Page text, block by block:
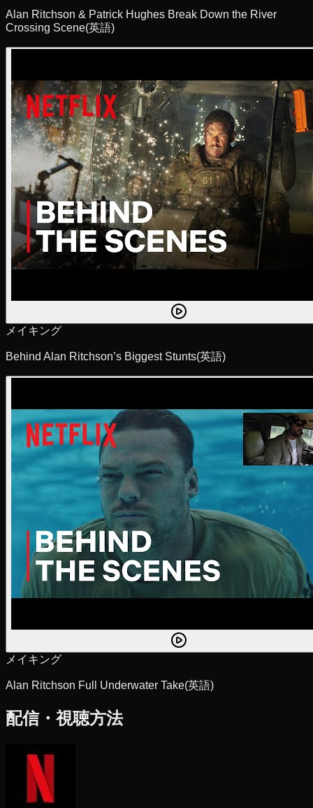
Alan Ritchson & Patrick Hughes Break Down the River
Crossing Scene(英語)
メイキング
Behind Alan Ritchson’s Biggest Stunts(英語)
メイキング
Alan Ritchson Full Underwater Take(英語)
配信・視聴方法